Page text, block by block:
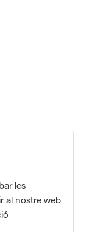
és de 0
les
al nostre web